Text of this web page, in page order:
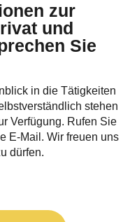
zur
und
Sie
in die Tätigkeiten
stehen
Verfügung. Rufen Sie
E-Mail. Wir freuen uns
dürfen.